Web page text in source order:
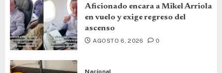
Aficionado encara a Mikel Arriola
en vuelo y exige regreso del
ascenso
AGOSTO 6, 2026 0
Nacional